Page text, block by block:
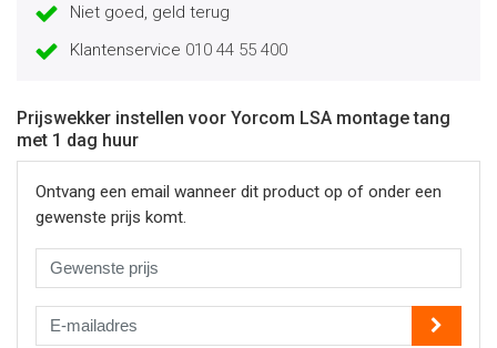
Niet goed, geld terug
Klantenservice 010 44 55 400
Prijswekker instellen voor Yorcom LSA montage tang
met 1 dag huur
Ontvang een email wanneer dit product op of onder een
gewenste prijs komt.